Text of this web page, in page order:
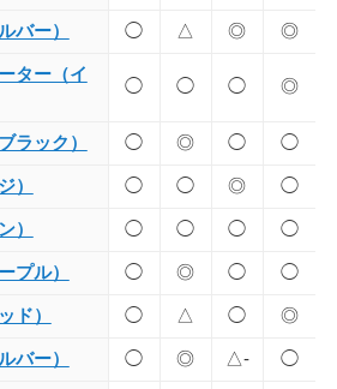
バー） ◯ △ ◎ ◎
ター（イ
◯ ◯ ◯ ◎
ラック） ◯ ◎ ◯ ◯
） ◯ ◯ ◎ ◯
） ◯ ◯ ◯ ◯
プル） ◯ ◎ ◯ ◯
ド） ◯ △ ◯ ◎
バー） ◯ ◎ △- ◯